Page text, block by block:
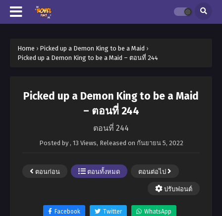
Home › Picked up a Demon King to be a Maid ›
Picked up a Demon King to be a Maid – ตอนที่ 244
Picked up a Demon King to be a Maid
– ตอนที่ 244
ตอนที่ 244
Posted by , 13 Views, Released on กันยายน 5, 2022
ตอนก่อน ตอนทั้งหมด ตอนต่อไป
ปรับฟอนต์
Facebook Twitter WhatsApp